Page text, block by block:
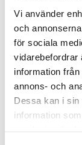
Vi använder
och
för sociala
vidarebefordrar
information
annons- och
Dessa kan i sin
information